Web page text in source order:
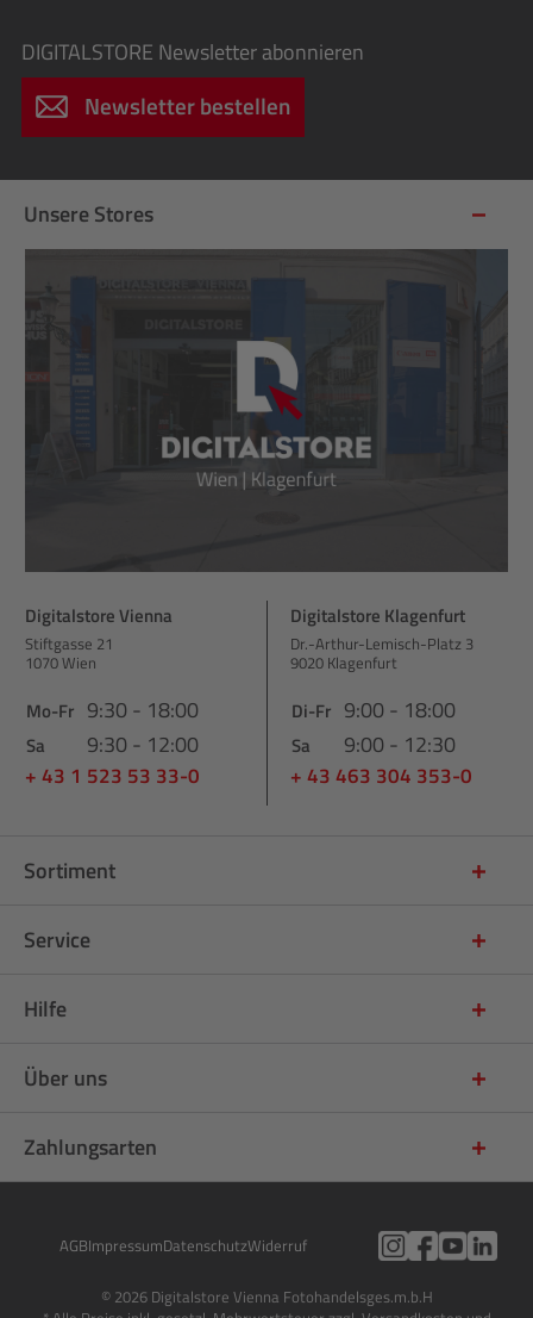
DIGITALSTORE Newsletter abonnieren
Newsletter bestellen
Unsere Stores
Digitalstore Vienna
Stiftgasse 21
1070 Wien
Mo-Fr 9:30 - 18:00
Sa 9:30 - 12:00
+ 43 1 523 53 33-0
Digitalstore Klagenfurt
Dr.-Arthur-Lemisch-Platz 3
9020 Klagenfurt
Di-Fr 9:00 - 18:00
Sa 9:00 - 12:30
+ 43 463 304 353-0
Sortiment
Service
Hilfe
Über uns
Zahlungsarten
AGBImpressumDatenschutzWiderruf
© 2026 Digitalstore Vienna Fotohandelsges.m.b.H